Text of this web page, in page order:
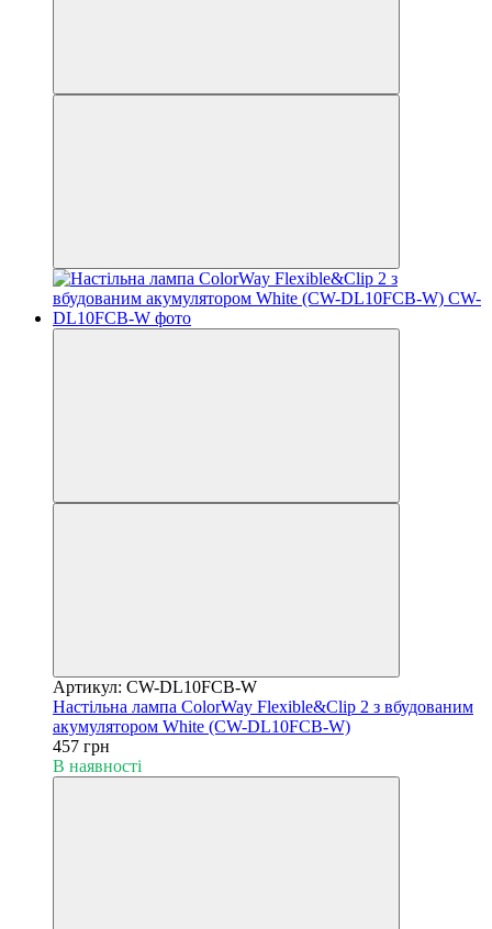
Артикул: CW-DL10FCB-W
Настільна лампа ColorWay Flexible&Clip 2 з вбудованим
акумулятором White (CW-DL10FCB-W)
457 грн
В наявності